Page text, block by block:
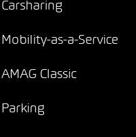
Carsharing
Mobility-as-a-Service
AMAG Classic
Parking